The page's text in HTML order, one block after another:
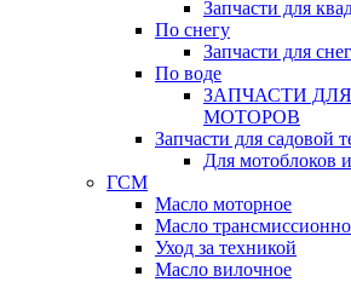
Запчасти для
По снегу
Запчасти для
По воде
ЗАПЧАСТИ
МОТОРОВ
Запчасти для садовой
Для мотоблоков
ГСМ
Масло моторное
Масло
Уход за техникой
Масло вилочное